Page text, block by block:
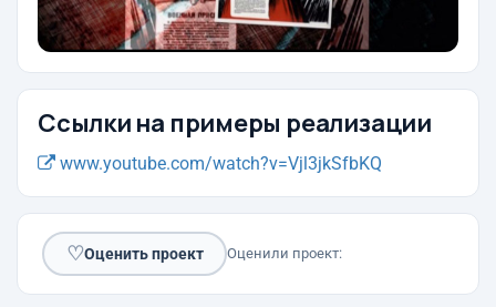
Ссылки на примеры реализации
www.youtube.com/watch?v=Vjl3jkSfbKQ
♡Оценить проект Оценили проект: